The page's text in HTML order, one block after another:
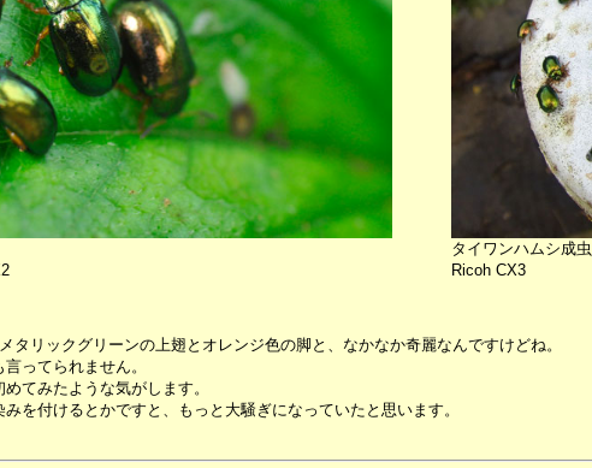
タイワンハムシ成虫
Ricoh CX3
タリックグリーンの上翅とオレンジ色の脚と、なかなか奇麗なんですけどね。
ってられません。
てみたような気がします。
を付けるとかですと、もっと大騒ぎになっていたと思います。